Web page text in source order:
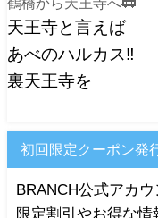
鶴橋から天王寺へ🚃
天王寺と言えば
あべのハルカス‼️
裏天王寺を
初回限定クーポン発
BRANCH公式アカウ
限定割引やお得な